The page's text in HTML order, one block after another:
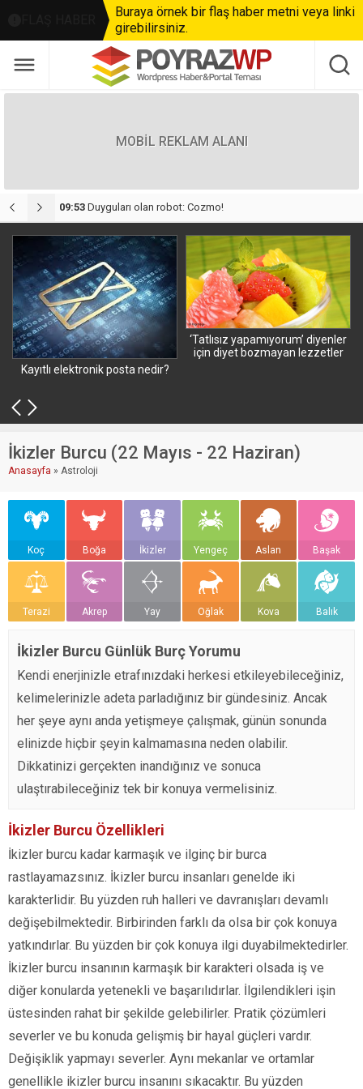
Buraya örnek bir flaş haber metni veya linki
girebilirsiniz.
MOBİL REKLAM ALANI
09:53 Duyguları olan robot: Cozmo!
Kayıtlı elektronik posta nedir?
‘Tatlısız yapamıyorum’ diyenler
için diyet bozmayan lezzetler
İkizler Burcu (22 Mayıs - 22 Haziran)
Anasayfa » Astroloji
Koç Boğa İkizler Yengeç Aslan Başak
Terazi Akrep Yay Oğlak Kova Balık
İkizler Burcu Günlük Burç Yorumu
Kendi enerjinizle etrafınızdaki herkesi etkileyebileceğiniz,
kelimelerinizle adeta parladığınız bir gündesiniz. Ancak
her şeye aynı anda yetişmeye çalışmak, günün sonunda
elinizde hiçbir şeyin kalmamasına neden olabilir.
Dikkatinizi gerçekten inandığınız ve sonuca
ulaştırabileceğiniz tek bir konuya vermelisiniz.
İkizler Burcu Özellikleri
İkizler burcu kadar karmaşık ve ilginç bir burca
rastlayamazsınız. İkizler burcu insanları genelde iki
karakterlidir. Bu yüzden ruh halleri ve davranışları devamlı
değişebilmektedir. Birbirinden farklı da olsa bir çok konuya
yatkındırlar. Bu yüzden bir çok konuya ilgi duyabilmektedirler.
İkizler burcu insanının karmaşık bir karakteri olsada iş ve
diğer konularda yetenekli ve başarılıdırlar. İlgilendikleri işin
üstesinden rahat bir şekilde gelebilirler. Pratik çözümleri
severler ve bu konuda gelişmiş bir hayal güçleri vardır.
Değişiklik yapmayı severler. Aynı mekanlar ve ortamlar
genellikle ikizler burcu insanını sıkacaktır. Bu yüzden